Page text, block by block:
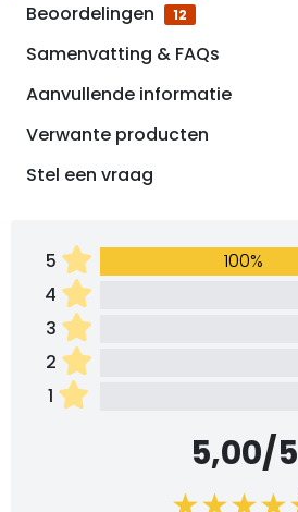
Beoordelingen
12
Samenvatting & FAQs
Aanvullende informatie
Verwante producten
Stel een vraag
5 100%
4
3
2
1
5,00/5